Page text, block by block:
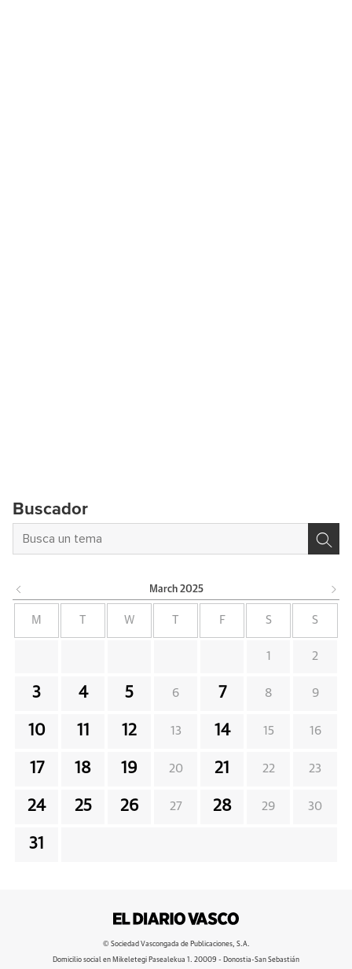
Buscador
March 2025
M W F S S
1 2
3 4 5 6 7 8 9
10 11 12 13 14 15 16
17 18 19 20 21 22 23
24 25 26 27 28 29 30
31
© Sociedad Vascongada de Publicaciones, S.A.
Domicilio social en Mikeletegi Pasealekua 1. 20009 - Donostia-San Sebastián